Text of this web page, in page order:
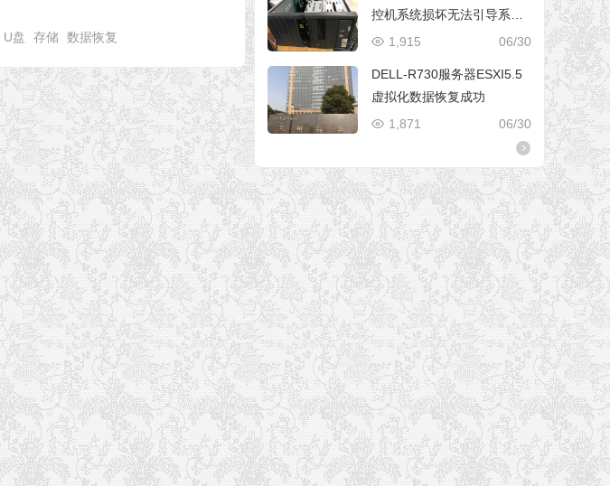
U盘 存储 数据恢复
控机系统损坏无法引导系统
修复成功
06/30
1,915
DELL-R730服务器ESXI5.5
虚拟化数据恢复成功
06/30
1,871